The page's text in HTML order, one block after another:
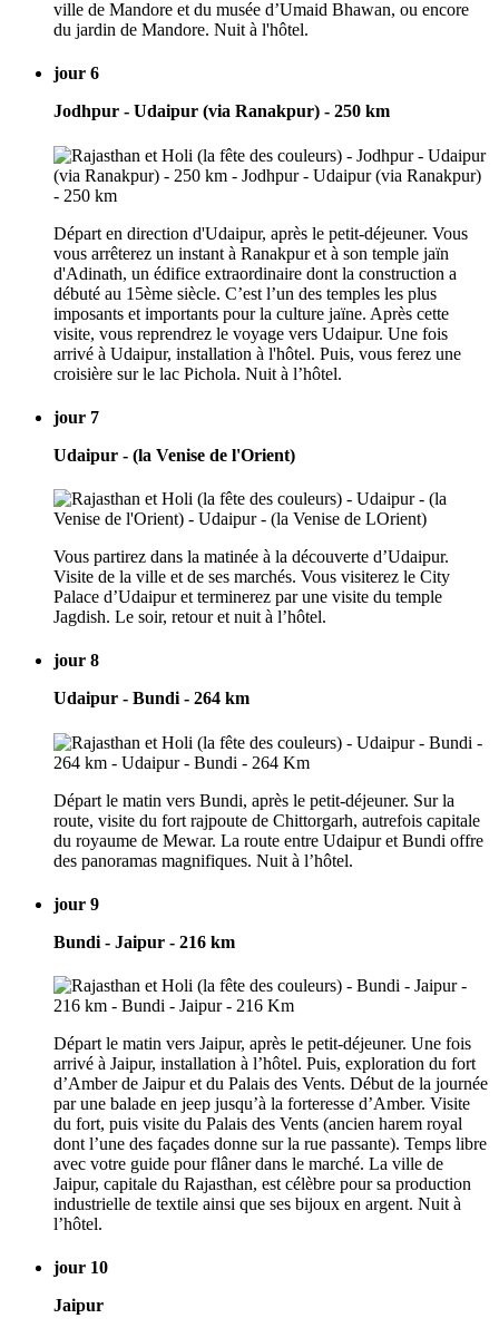
ville de Mandore et du musée d’Umaid Bhawan, ou encore
du jardin de Mandore. Nuit à l'hôtel.
jour 6
Jodhpur - Udaipur (via Ranakpur) - 250 km
Départ en direction d'Udaipur, après le petit-déjeuner. Vous
vous arrêterez un instant à Ranakpur et à son temple jaïn
d'Adinath, un édifice extraordinaire dont la construction a
débuté au 15ème siècle. C’est l’un des temples les plus
imposants et importants pour la culture jaïne. Après cette
visite, vous reprendrez le voyage vers Udaipur. Une fois
arrivé à Udaipur, installation à l'hôtel. Puis, vous ferez une
croisière sur le lac Pichola. Nuit à l’hôtel.
jour 7
Udaipur - (la Venise de l'Orient)
Vous partirez dans la matinée à la découverte d’Udaipur.
Visite de la ville et de ses marchés. Vous visiterez le City
Palace d’Udaipur et terminerez par une visite du temple
Jagdish. Le soir, retour et nuit à l’hôtel.
jour 8
Udaipur - Bundi - 264 km
Départ le matin vers Bundi, après le petit-déjeuner. Sur la
route, visite du fort rajpoute de Chittorgarh, autrefois capitale
du royaume de Mewar. La route entre Udaipur et Bundi offre
des panoramas magnifiques. Nuit à l’hôtel.
jour 9
Bundi - Jaipur - 216 km
Départ le matin vers Jaipur, après le petit-déjeuner. Une fois
arrivé à Jaipur, installation à l’hôtel. Puis, exploration du fort
d’Amber de Jaipur et du Palais des Vents. Début de la journée
par une balade en jeep jusqu’à la forteresse d’Amber. Visite
du fort, puis visite du Palais des Vents (ancien harem royal
dont l’une des façades donne sur la rue passante). Temps libre
avec votre guide pour flâner dans le marché. La ville de
Jaipur, capitale du Rajasthan, est célèbre pour sa production
industrielle de textile ainsi que ses bijoux en argent. Nuit à
l’hôtel.
jour 10
Jaipur